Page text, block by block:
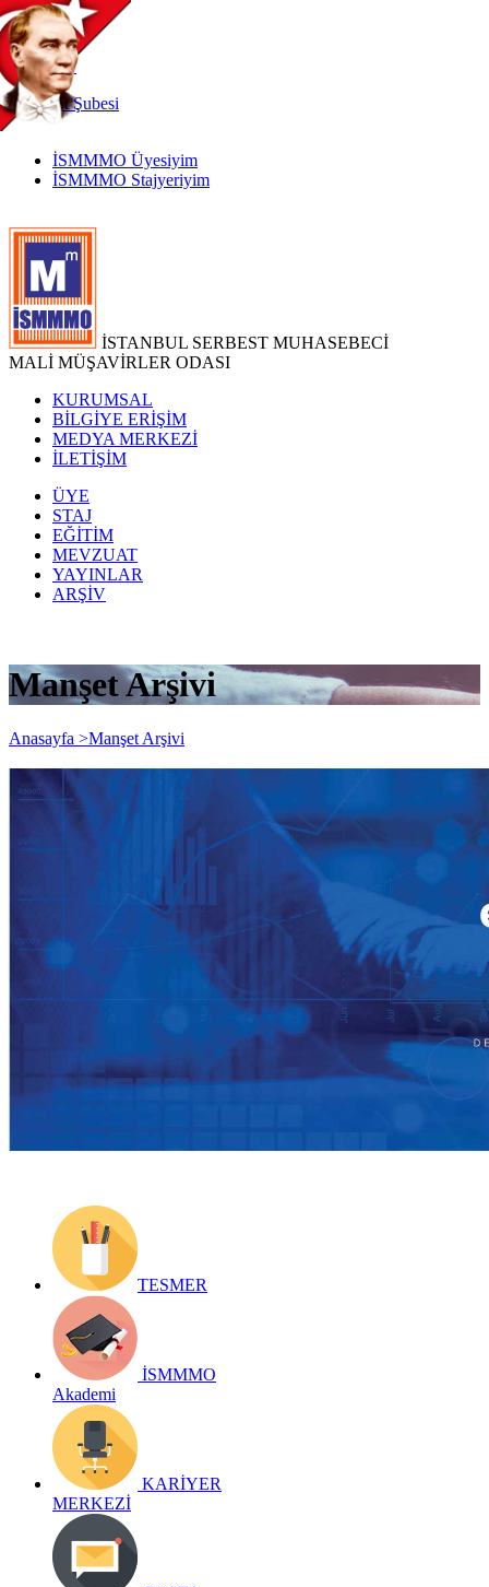
TR
|
EN
İnternetŞubesi
İSMMMO Üyesiyim
İSMMMO Stajyeriyim
İSTANBUL SERBEST MUHASEBECİ
MALİ MÜŞAVİRLER ODASI
KURUMSAL
BİLGİYE ERİŞİM
MEDYA MERKEZİ
İLETİŞİM
ÜYE
STAJ
EĞİTİM
MEVZUAT
YAYINLAR
ARŞİV
Manşet Arşivi
Anasayfa >Manşet Arşivi
Oda'ya Gelmeden Elektronik Olarak
Yapılacak İşlemler
Detay bilgiler:
TESMER
İSMMMO
Akademi
KARİYER
MERKEZİ